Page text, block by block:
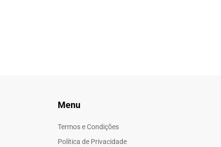
Menu
Termos e Condições
Política de Privacidade